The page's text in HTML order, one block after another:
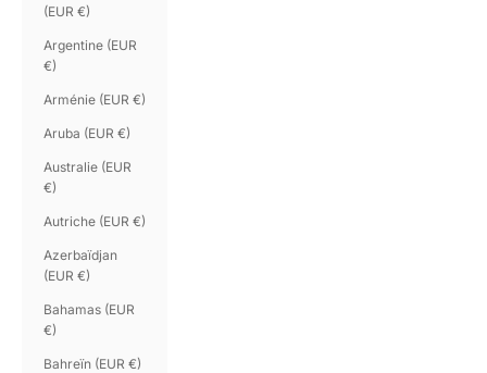
(EUR €)
Argentine (EUR
€)
Arménie (EUR €)
Aruba (EUR €)
Australie (EUR
€)
Autriche (EUR €)
Azerbaïdjan
(EUR €)
Bahamas (EUR
€)
Bahreïn (EUR €)